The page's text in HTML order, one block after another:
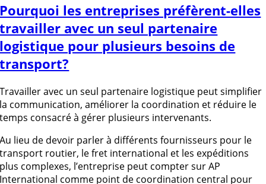
Pourquoi les entreprises préfèrent-elles
travailler avec un seul partenaire
logistique pour plusieurs besoins de
transport?
Travailler avec un seul partenaire logistique peut simplifier
la communication, améliorer la coordination et réduire le
temps consacré à gérer plusieurs intervenants.
Au lieu de devoir parler à différents fournisseurs pour le
transport routier, le fret international et les expéditions
plus complexes, l’entreprise peut compter sur AP
International comme point de coordination central pour